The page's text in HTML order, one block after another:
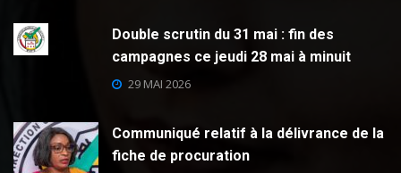
Double scrutin du 31 mai : fin des
campagnes ce jeudi 28 mai à minuit
29 MAI 2026
Communiqué relatif à la délivrance de la
fiche de procuration